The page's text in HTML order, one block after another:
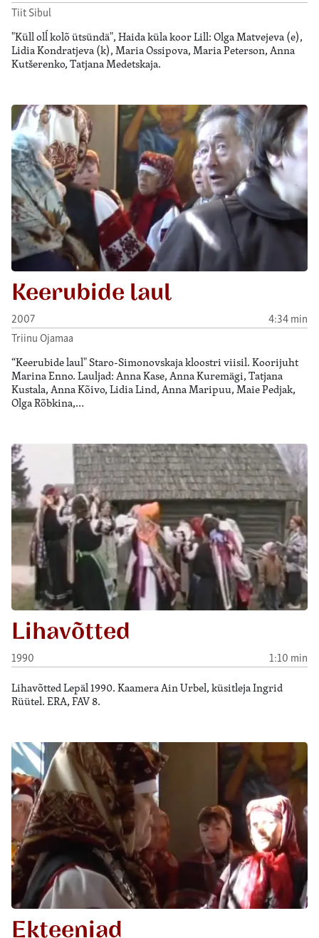
Tiit Sibul
"Küll olĺ kolõ ütsündä", Haida küla koor Lill: Olga Matvejeva (e),
Lidia Kondratjeva (k), Maria Ossipova, Maria Peterson, Anna
Kutšerenko, Tatjana Medetskaja.
Keerubide laul
2007
4:34 min
Triinu Ojamaa
“Keerubide laul" Staro-Simonovskaja kloostri viisil. Koorijuht
Marina Enno. Lauljad: Anna Kase, Anna Kuremägi, Tatjana
Kustala, Anna Kõivo, Lidia Lind, Anna Maripuu, Maie Pedjak,
Olga Rõbkina,…
Lihavõtted
1990 1:10 min
Lihavõtted Lepäl 1990. Kaamera Ain Urbel, küsitleja Ingrid
Rüütel. ERA, FAV 8.
Ekteeniad